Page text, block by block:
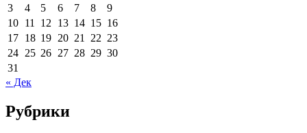
3
4 5 6 7 8
9
10 11 12 13 14 15 16
17 18 19 20 21 22 23
24 25 26 27 28 29 30
31
« Дек
Рубрики